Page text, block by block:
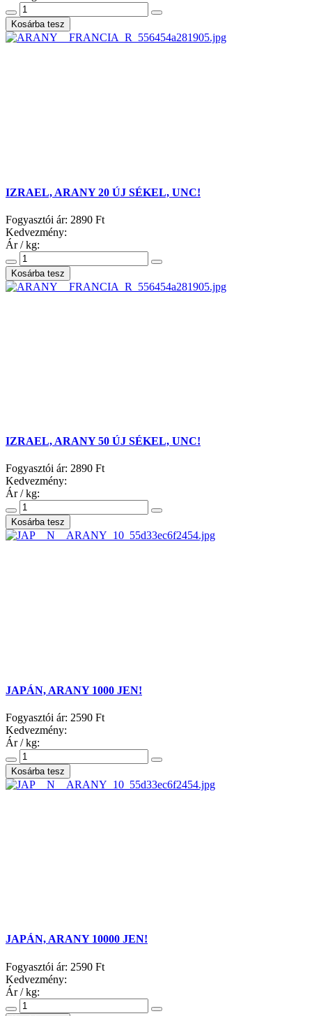
IZRAEL, ARANY 20 ÚJ SÉKEL, UNC!
Fogyasztói ár: 2890 Ft
Kedvezmény:
Ár / kg:
IZRAEL, ARANY 50 ÚJ SÉKEL, UNC!
Fogyasztói ár: 2890 Ft
Kedvezmény:
Ár / kg:
JAPÁN, ARANY 1000 JEN!
Fogyasztói ár: 2590 Ft
Kedvezmény:
Ár / kg:
JAPÁN, ARANY 10000 JEN!
Fogyasztói ár: 2590 Ft
Kedvezmény:
Ár / kg: